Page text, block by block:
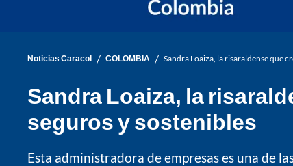
Noticias Caracol / COLOMBIA / Sandra Loaiza, la risaraldense que
Sandra Loaiza, la
seguros y sostenibles
Esta administradora de empresas es una de